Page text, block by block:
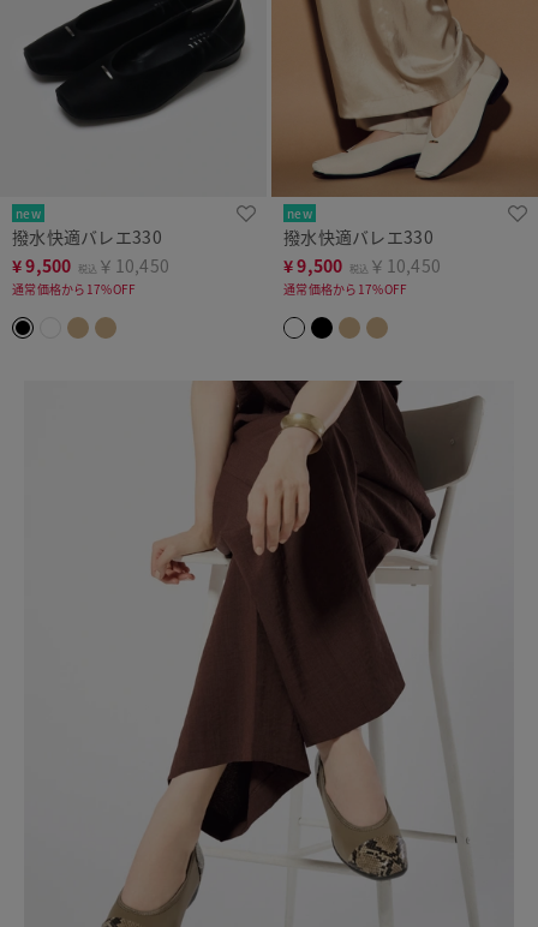
new
撥水快適バレエ330
¥9,500 税込 ￥10,450
通常価格から17%OFF
new
撥水快適バレエ330
¥9,500 税込 ￥10,450
通常価格から17%OFF